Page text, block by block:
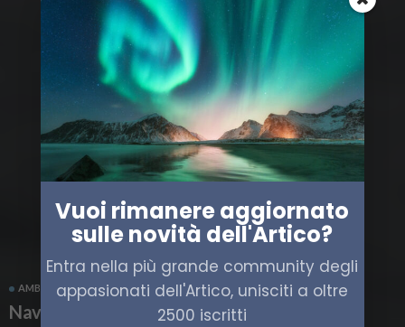
AMBIENTE ARTICO HIGH NORTH ITALIA
Nave Alliance è già in mare per High North24
Vuoi rimanere aggiornato
sulle novità dell'Artico?
Entra nella più grande community degli
appasionati dell'Artico, unisciti a oltre
2500 iscritti